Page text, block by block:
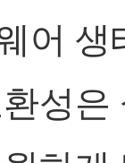
어
성